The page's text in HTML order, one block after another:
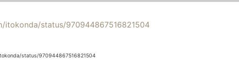
itokonda/status/970944867516821504
status/970944867516821504